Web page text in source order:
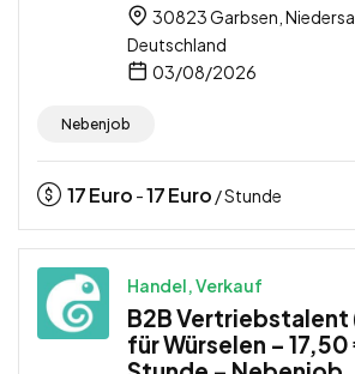
30823 Garbsen,
Deutschland
03/08/2026
Nebenjob
17Euro -17Euro / Stunde
Handel, Verkauf
B2B
für Würselen –